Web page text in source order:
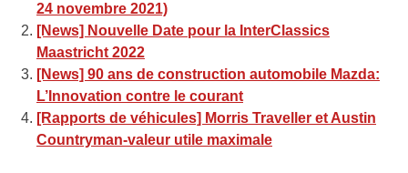
24 novembre 2021)
[News] Nouvelle Date pour la InterClassics
Maastricht 2022
[News] 90 ans de construction automobile Mazda:
L’Innovation contre le courant
[Rapports de véhicules] Morris Traveller et Austin
Countryman-valeur utile maximale